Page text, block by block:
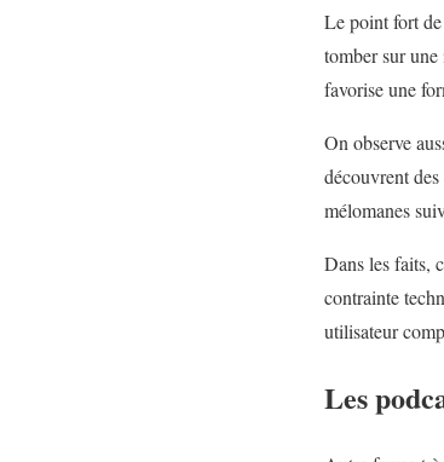
Le point fort
tomber sur
favorise une
On observe
découvrent
mélomanes
Dans les faits,
contrainte
utilisateur
Les